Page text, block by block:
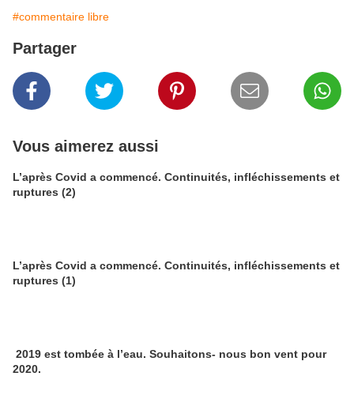
#commentaire libre
Partager
Vous aimerez aussi
L’après Covid a commencé. Continuités, infléchissements et
ruptures (2)
L’après Covid a commencé. Continuités, infléchissements et
ruptures (1)
2019 est tombée à l’eau. Souhaitons- nous bon vent pour
2020.